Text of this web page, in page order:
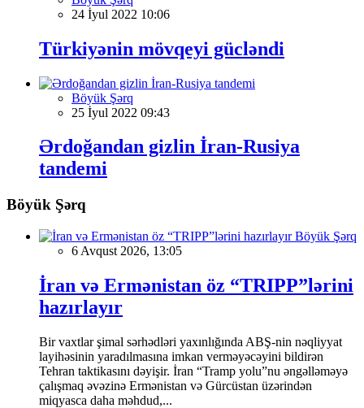
24 İyul 2022 10:06
Türkiyənin mövqeyi gücləndi
Böyük Şərq
25 İyul 2022 09:43
Ərdoğandan gizlin İran-Rusiya
tandemi
Böyük Şərq
Böyük Şərq
6 Avqust 2026, 13:05
İran və Ermənistan öz “TRIPP”lərini
hazırlayır
Bir vaxtlar şimal sərhədləri yaxınlığında ABŞ-nin nəqliyyat
layihəsinin yaradılmasına imkan verməyəcəyini bildirən
Tehran taktikasını dəyişir. İran “Tramp yolu”nu əngəlləməyə
çalışmaq əvəzinə Ermənistan və Gürcüstan üzərindən
miqyasca daha məhdud,...